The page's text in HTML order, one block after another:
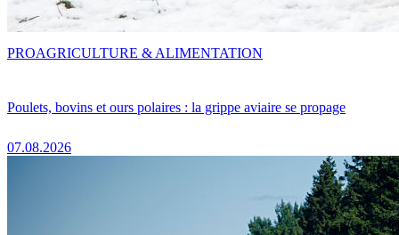
Poulets, bovins et ours polaires : la grippe aviaire se propage
07.08.2026
PROAGRICULTURE & ALIMENTATION